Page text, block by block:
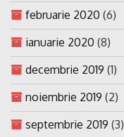
februarie 2020 (6)
ianuarie 2020 (8)
decembrie 2019 (1)
noiembrie 2019 (2)
septembrie 2019 (3)